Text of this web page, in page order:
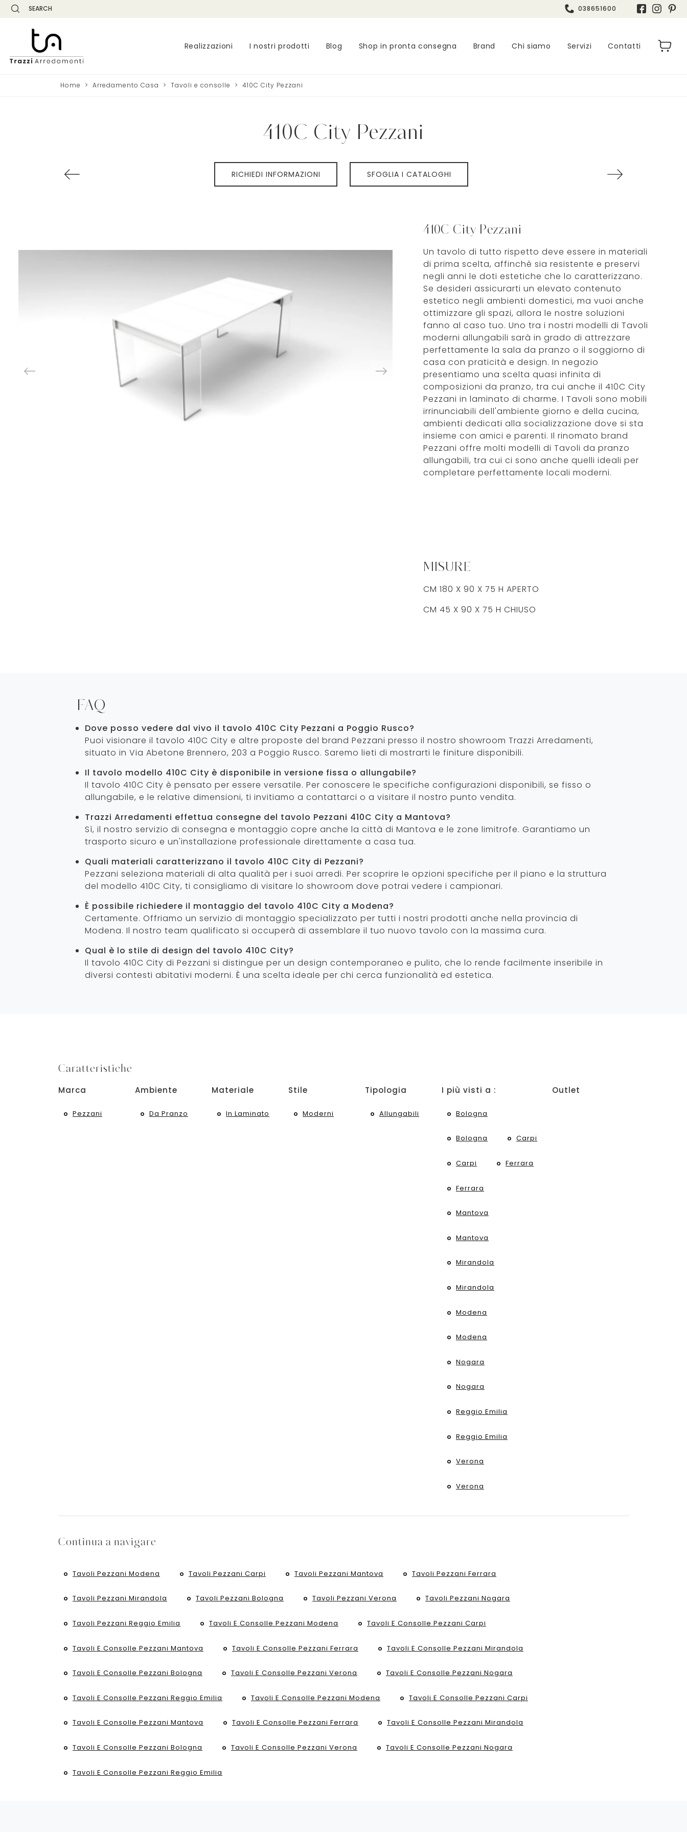
SEARCH 038651600
Realizzazioni I nostri prodotti Blog Shop in pronta consegna Brand Chi siamo Servizi Contatti
Home > Arredamento Casa > Tavoli e consolle > 410C City Pezzani
410C City Pezzani
RICHIEDI INFORMAZIONI SFOGLIA I CATALOGHI
410C City Pezzani
Un tavolo di tutto rispetto deve essere in materiali
di prima scelta, affinchè sia resistente e preservi
negli anni le doti estetiche che lo caratterizzano.
Se desideri assicurarti un elevato contenuto
estetico negli ambienti domestici, ma vuoi anche
ottimizzare gli spazi, allora le nostre soluzioni
fanno al caso tuo. Uno tra i nostri modelli di Tavoli
moderni allungabili sarà in grado di attrezzare
perfettamente la sala da pranzo o il soggiorno di
casa con praticità e design. In negozio
presentiamo una scelta quasi infinita di
composizioni da pranzo, tra cui anche il 410C City
Pezzani in laminato di charme. I Tavoli sono mobili
irrinunciabili dell'ambiente giorno e della cucina,
ambienti dedicati alla socializzazione dove si sta
insieme con amici e parenti. Il rinomato brand
Pezzani offre molti modelli di Tavoli da pranzo
allungabili, tra cui ci sono anche quelli ideali per
completare perfettamente locali moderni.
MISURE
CM 180 X 90 X 75 H APERTO
CM 45 X 90 X 75 H CHIUSO
FAQ
Dove posso vedere dal vivo il tavolo 410C City Pezzani a Poggio Rusco?
Puoi visionare il tavolo 410C City e altre proposte del brand Pezzani presso il nostro showroom Trazzi Arredamenti,
situato in Via Abetone Brennero, 203 a Poggio Rusco. Saremo lieti di mostrarti le finiture disponibili.
Il tavolo modello 410C City è disponibile in versione fissa o allungabile?
Il tavolo 410C City è pensato per essere versatile. Per conoscere le specifiche configurazioni disponibili, se fisso o
allungabile, e le relative dimensioni, ti invitiamo a contattarci o a visitare il nostro punto vendita.
Trazzi Arredamenti effettua consegne del tavolo Pezzani 410C City a Mantova?
Sì, il nostro servizio di consegna e montaggio copre anche la città di Mantova e le zone limitrofe. Garantiamo un
trasporto sicuro e un'installazione professionale direttamente a casa tua.
Quali materiali caratterizzano il tavolo 410C City di Pezzani?
Pezzani seleziona materiali di alta qualità per i suoi arredi. Per scoprire le opzioni specifiche per il piano e la struttura
del modello 410C City, ti consigliamo di visitare lo showroom dove potrai vedere i campionari.
È possibile richiedere il montaggio del tavolo 410C City a Modena?
Certamente. Offriamo un servizio di montaggio specializzato per tutti i nostri prodotti anche nella provincia di
Modena. Il nostro team qualificato si occuperà di assemblare il tuo nuovo tavolo con la massima cura.
Qual è lo stile di design del tavolo 410C City?
Il tavolo 410C City di Pezzani si distingue per un design contemporaneo e pulito, che lo rende facilmente inseribile in
diversi contesti abitativi moderni. È una scelta ideale per chi cerca funzionalità ed estetica.
Caratteristiche
Marca
Pezzani
Ambiente
Da Pranzo
Materiale
In Laminato
Stile
Moderni
Tipologia
Allungabili
I più visti a :
Bologna
Bologna Carpi
Carpi Ferrara
Ferrara
Mantova
Mantova
Mirandola
Mirandola
Modena
Modena
Nogara
Nogara
Reggio Emilia
Reggio Emilia
Verona
Verona
Outlet
Continua a navigare
Tavoli Pezzani Modena Tavoli Pezzani Carpi Tavoli Pezzani Mantova Tavoli Pezzani Ferrara
Tavoli Pezzani Mirandola Tavoli Pezzani Bologna Tavoli Pezzani Verona Tavoli Pezzani Nogara
Tavoli Pezzani Reggio Emilia Tavoli E Consolle Pezzani Modena Tavoli E Consolle Pezzani Carpi
Tavoli E Consolle Pezzani Mantova Tavoli E Consolle Pezzani Ferrara Tavoli E Consolle Pezzani Mirandola
Tavoli E Consolle Pezzani Bologna Tavoli E Consolle Pezzani Verona Tavoli E Consolle Pezzani Nogara
Tavoli E Consolle Pezzani Reggio Emilia Tavoli E Consolle Pezzani Modena Tavoli E Consolle Pezzani Carpi
Tavoli E Consolle Pezzani Mantova Tavoli E Consolle Pezzani Ferrara Tavoli E Consolle Pezzani Mirandola
Tavoli E Consolle Pezzani Bologna Tavoli E Consolle Pezzani Verona Tavoli E Consolle Pezzani Nogara
Tavoli E Consolle Pezzani Reggio Emilia